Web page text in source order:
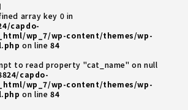
array key 0 in
capdo-
wp_7/wp-content/themes/wp-
on line84
to read property "cat_name" on null
capdo-
wp_7/wp-content/themes/wp-
on line84